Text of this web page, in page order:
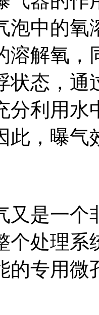
泡中的氧
溶解氧，
状态，通
分利用水
此，曝气
是一个
个处理系
的专用